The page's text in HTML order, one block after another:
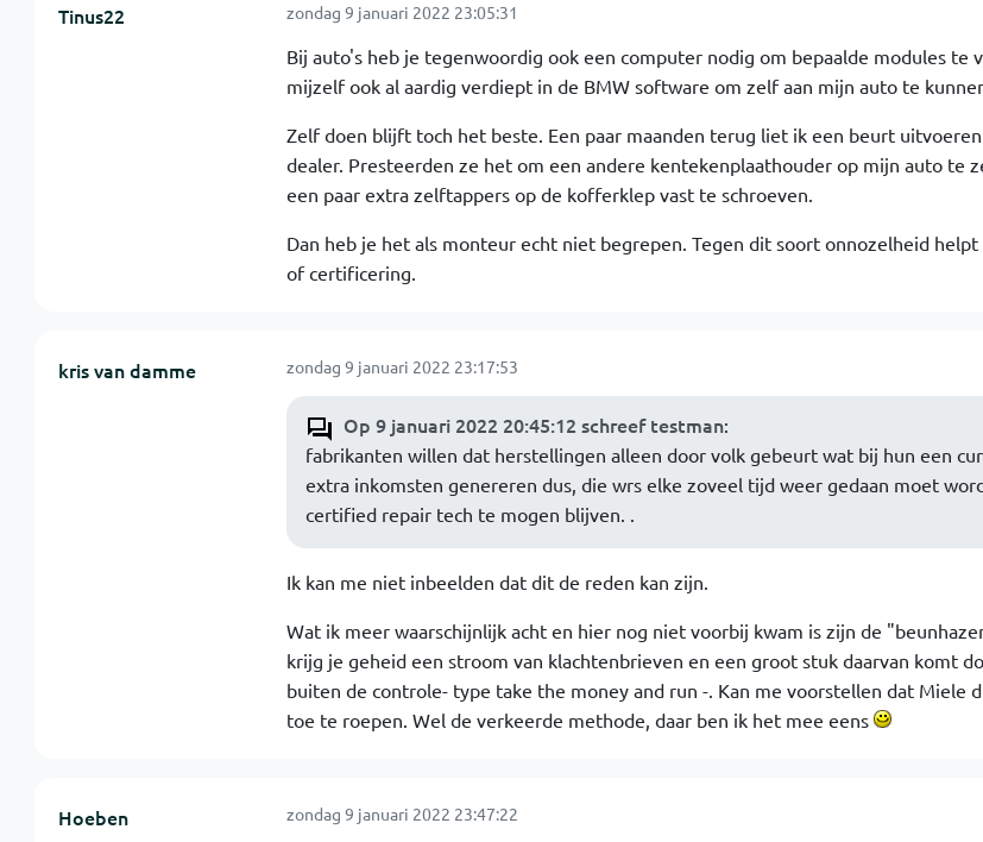
Tinus22 zondag 9 januari 2022 23:05:31
Bij auto's heb je tegenwoordig ook een computer nodig om bepaalde modules te
mijzelf ook al aardig verdiept in de BMW software om zelf aan mijn auto te
Zelf doen blijft toch het beste. Een paar maanden terug liet ik een beurt
dealer. Presteerden ze het om een andere kentekenplaathouder op mijn auto te
een paar extra zelftappers op de kofferklep vast te schroeven.
Dan heb je het als monteur echt niet begrepen. Tegen dit soort onnozelheid helpt
of certificering.
kris van damme zondag 9 januari 2022 23:17:53
Op 9 januari 2022 20:45:12 schreef testman:
fabrikanten willen dat herstellingen alleen door volk gebeurt wat bij hun een
extra inkomsten genereren dus, die wrs elke zoveel tijd weer gedaan moet
certified repair tech te mogen blijven. .
Ik kan me niet inbeelden dat dit de reden kan zijn.
Wat ik meer waarschijnlijk acht en hier nog niet voorbij kwam is zijn de
krijg je geheid een stroom van klachtenbrieven en een groot stuk daarvan komt
buiten de controle- type take the money and run -. Kan me voorstellen dat Miele
toe te roepen. Wel de verkeerde methode, daar ben ik het mee eens
Hoeben zondag 9 januari 2022 23:47:22